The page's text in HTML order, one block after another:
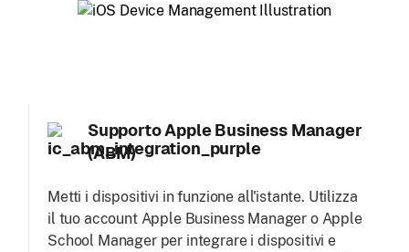
Supporto Apple Business Manager
(ABM)
Metti i dispositivi in funzione all'istante. Utilizza
il tuo account Apple Business Manager o Apple
School Manager per integrare i dispositivi e